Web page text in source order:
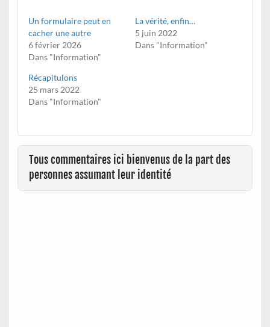
Un formulaire peut en
cacher une autre
6 février 2026
Dans "Information"
La vérité, enfin…
5 juin 2022
Dans "Information"
Récapitulons
25 mars 2022
Dans "Information"
Tous commentaires ici bienvenus de la part des
personnes assumant leur identité